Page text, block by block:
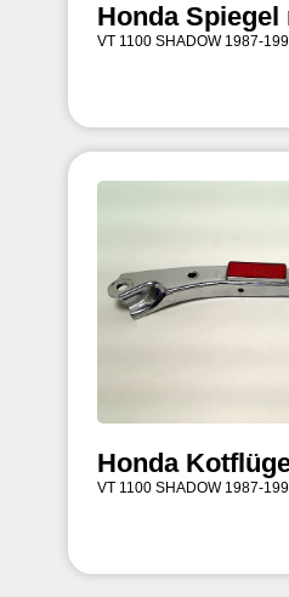
Honda Spiegel
VT 1100 SHADOW 1987-
Honda
VT 1100 SHADOW 1987-